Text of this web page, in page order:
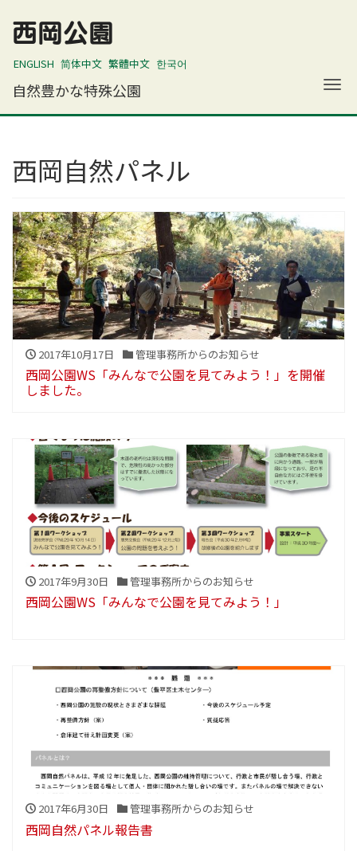
西岡公園
ENGLISH 简体中文 繁體中文 한국어
自然豊かな特殊公園 ナ
西岡自然パネル
2017年10月17日 管理事務所からのお知らせ
西岡公園WS「みんなで公園を見てみよう！」を開催
しました。
2017年9月30日 管理事務所からのお知らせ
西岡公園WS「みんなで公園を見てみよう！」
2017年6月30日 管理事務所からのお知らせ
西岡自然パネル報告書